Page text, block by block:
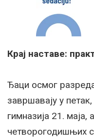
Крај наставе:
Ђаци осмог
завршавају у
гимназија 21.
четворогодишњих